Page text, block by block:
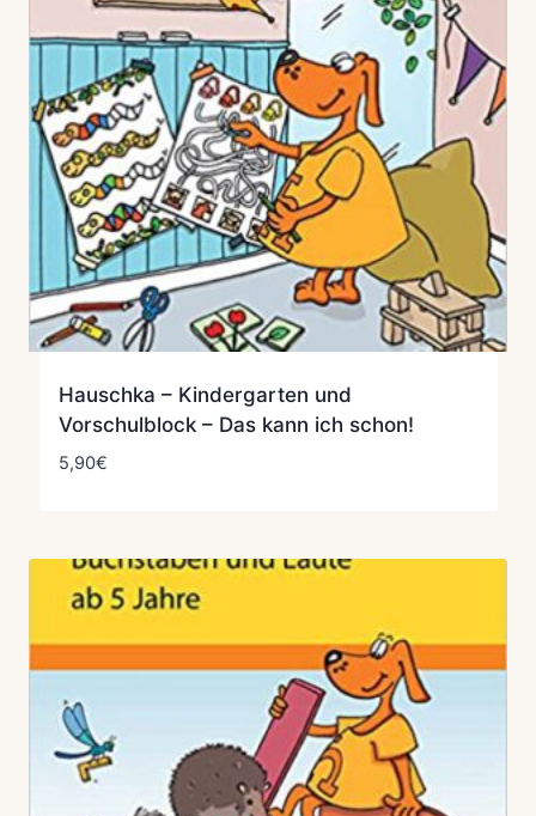
Hauschka – Kindergarten und
Vorschulblock – Das kann ich schon!
5,90€